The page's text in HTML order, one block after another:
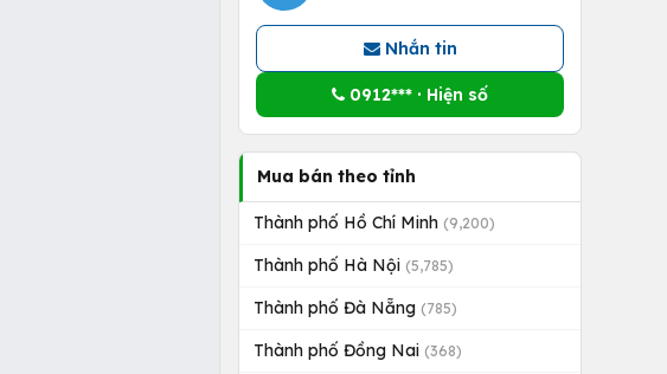
Nhắn tin
0912*** · Hiện số
Mua bán theo tỉnh
Thành phố Hồ Chí Minh (9,200)
Thành phố Hà Nội (5,785)
Thành phố Đà Nẵng (785)
Thành phố Đồng Nai (368)